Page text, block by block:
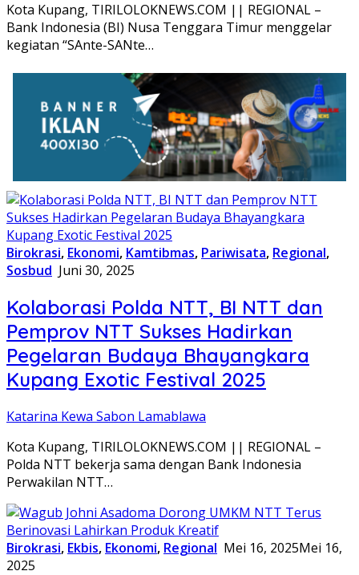
Kota Kupang, TIRILOLOKNEWS.COM || REGIONAL –
Bank Indonesia (BI) Nusa Tenggara Timur menggelar
kegiatan “SAnte-SANte…
Birokrasi, Ekonomi, Kamtibmas, Pariwisata, Regional,
Sosbud Juni 30, 2025
Kolaborasi Polda NTT, BI NTT dan
Pemprov NTT Sukses Hadirkan
Pegelaran Budaya Bhayangkara
Kupang Exotic Festival 2025
Katarina Kewa Sabon Lamablawa
Kota Kupang, TIRILOLOKNEWS.COM || REGIONAL –
Polda NTT bekerja sama dengan Bank Indonesia
Perwakilan NTT…
Birokrasi, Ekbis, Ekonomi, Regional Mei 16, 2025Mei 16,
2025